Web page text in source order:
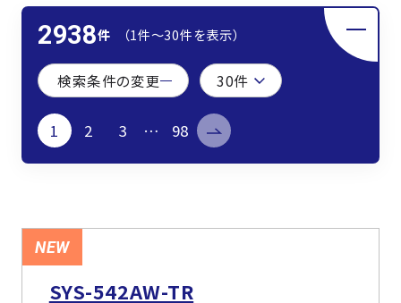
9:30 - 18:00
弊社の強み
製品検索
サービス
2938件 （1件〜30件を表示）
検索条件の変更
1 2 3 … 98
NEW
SYS-542AW-TR